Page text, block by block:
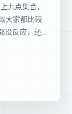
九点集合，
大家都比较
没反应，还…